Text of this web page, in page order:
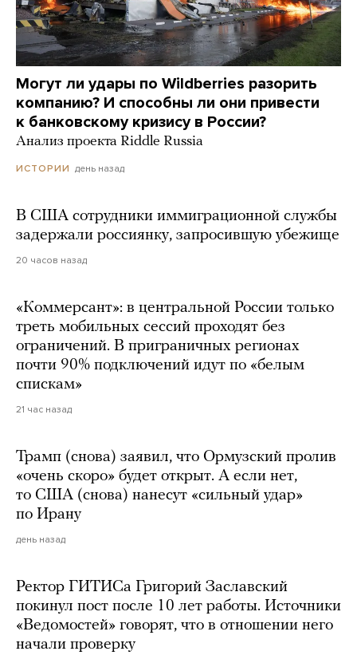
Могут ли удары по Wildberries разорить
компанию? И способны ли они привести
к банковскому кризису в России?
Анализ проекта Riddle Russia
ИСТОРИИ день назад
В США сотрудники иммиграционной службы
задержали россиянку, запросившую убежище
20 часов назад
«Коммерсант»: в центральной России только
треть мобильных сессий проходят без
ограничений. В приграничных регионах
почти 90% подключений идут по «белым
спискам»
21 час назад
Трамп (снова) заявил, что Ормузский пролив
«очень скоро» будет открыт. А если нет,
то США (снова) нанесут «сильный удар»
по Ирану
день назад
Ректор ГИТИСа Григорий Заславский
покинул пост после 10 лет работы. Источники
«Ведомостей» говорят, что в отношении него
начали проверку